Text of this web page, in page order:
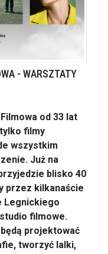
- WARSZTATY
od 33 lat
filmy
wszystkim
Już na
blisko 40
przez kilkanaście
Legnickiego
filmowe.
projektować
tworzyć lalki,